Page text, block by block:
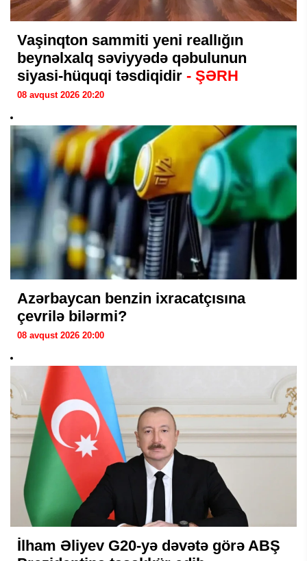
Vaşinqton sammiti yeni reallığın
beynəlxalq səviyyədə qəbulunun
siyasi-hüquqi təsdiqidir - ŞƏRH
08 avqust 2026 20:20
Azərbaycan benzin ixracatçısına
çevrilə bilərmi?
08 avqust 2026 20:00
İlham Əliyev G20-yə dəvətə görə ABŞ